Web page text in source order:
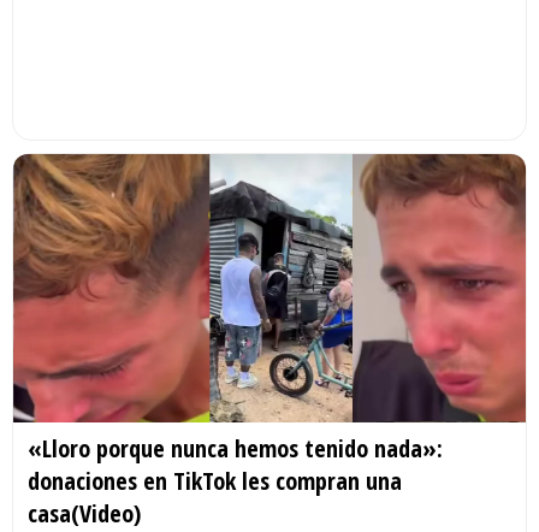
«Lloro porque nunca hemos tenido nada»:
donaciones en TikTok les compran una
casa(Video)